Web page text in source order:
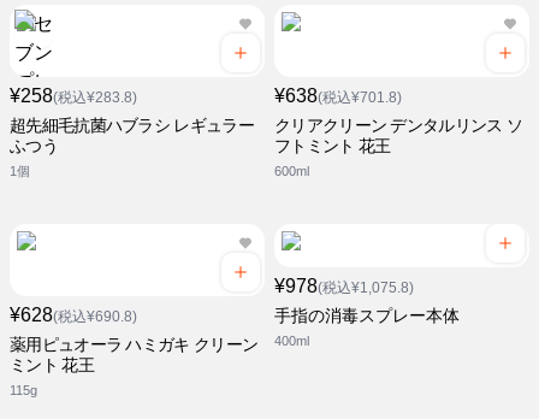
¥258(税込¥283.8)
超先細毛抗菌ハブラシ レギュラー
ふつう
1個
¥638(税込¥701.8)
クリアクリーン デンタルリンス ソ
フトミント 花王
600ml
¥628(税込¥690.8)
薬用ピュオーラ ハミガキ クリーン
ミント 花王
115g
¥978(税込¥1,075.8)
手指の消毒スプレー本体
400ml